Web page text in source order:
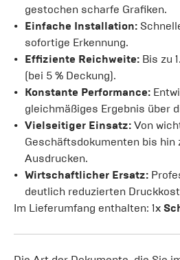
gestochen scharfe Grafiken.
Einfache Installation:
sofortige Erkennung.
Effiziente Reichweite: Bis zu
(bei 5 % Deckung).
Konstante Performance:
gleichmäßiges Ergebnis über
Vielseitiger Einsatz: Von
Geschäftsdokumenten bis hin
Ausdrucken.
Wirtschaftlicher Ersatz:
deutlich reduzierten
Im Lieferumfang enthalten: 1x